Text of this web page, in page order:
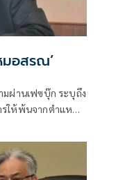
มอสรณ’
ให้พ้นจากตำแหน่ง